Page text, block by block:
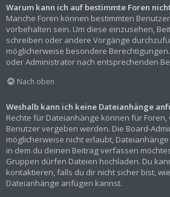
Warum kann ich auf bestimmte Foren
Manche Foren können bestimmten
vorbehalten sein. Um diese einzusehen,
schreiben oder andere Vorgänge
möglicherweise besondere
oder Administrator nach entsprechenden
Nach oben
Weshalb kann ich keine Dateianhänge
Rechte für Dateianhänge können für
Benutzer vergeben werden. Die Board-
möglicherweise nicht erlaubt,
in dem du deinen Beitrag verfassen
Gruppen dürfen Dateien hochladen. Du
kontaktieren, falls du dir nicht sicher bist,
Dateianhänge anfügen kannst.